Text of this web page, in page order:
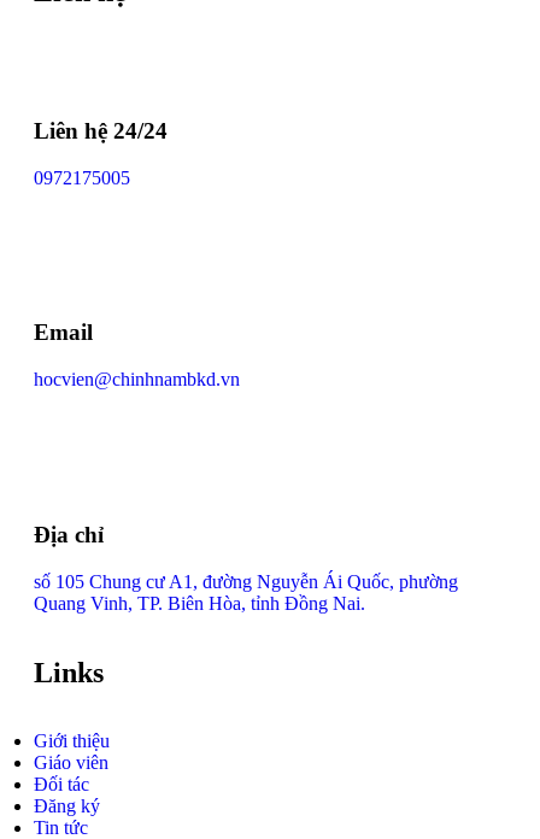
Liên hệ 24/24
0972175005
Email
hocvien@chinhnambkd.vn
Địa chỉ
số 105 Chung cư A1, đường Nguyễn Ái Quốc, phường
Quang Vinh, TP. Biên Hòa, tỉnh Đồng Nai.
Links
Giới thiệu
Giáo viên
Đối tác
Đăng ký
Tin tức